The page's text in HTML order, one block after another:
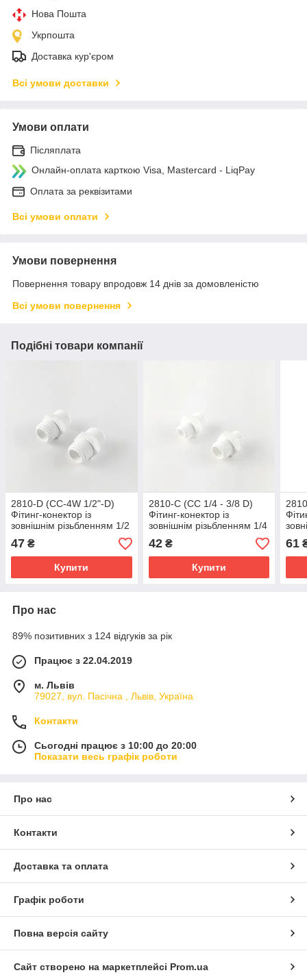
Нова Пошта
Укрпошта
Доставка кур'єром
Всі умови доставки
Умови оплати
Післяплата
Онлайн-оплата карткою Visa, Mastercard - LiqPay
Оплата за реквізитами
Всі умови оплати
Умови повернення
Повернення товару впродовж 14 днів за домовленістю
Всі умови повернення
Подібні товари компанії
2810-D (CC-4W 1/2"-D)
Фітинг-конектор із
зовнішнім різьбленням 1/2
47 ₴
Купити
2810-C (CC 1/4 - 3/8 D)
Фітинг-конектор із
зовнішнім різьбленням 1/4
- 3/8
42₴
Купити
1/2
61
Про нас
89% позитивних з 124 відгуків за рік
Працює з 22.04.2019
м. Львів
79027, вул. Пасічна , Львів, Україна
Контакти
Сьогодні працює з 10:00 до 20:00
Показати весь графік роботи
Про нас
Контакти
Доставка та оплата
Графік роботи
Повна версія сайту
Сайт створено на маркетплейсі Prom.ua